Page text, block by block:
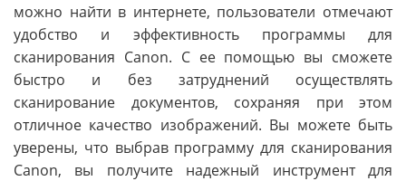
можно найти в интернете, пользователи отмечают
удобство и эффективность программы для
сканирования Canon. С ее помощью вы сможете
быстро и без затруднений осуществлять
сканирование документов, сохраняя при этом
отличное качество изображений. Вы можете быть
уверены, что выбрав программу для сканирования
Canon, вы получите надежный инструмент для